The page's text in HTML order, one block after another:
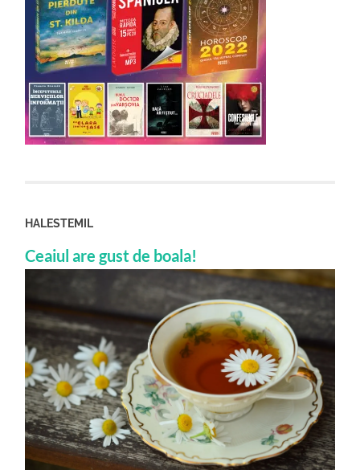
HALESTEMIL
Ceaiul are gust de boala!